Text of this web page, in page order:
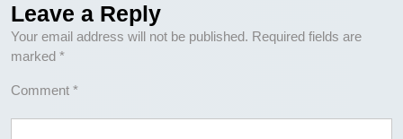
Leave a Reply
Your email address will not be published. Required fields are
marked *
Comment *